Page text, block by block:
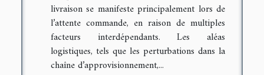
livraison se manifeste principalement lors de
l’attente commande, en raison de multiples
facteurs interdépendants. Les aléas
logistiques, tels que les perturbations dans la
chaîne d’approvisionnement,...